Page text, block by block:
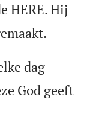
HERE. Hij
dag
God geeft